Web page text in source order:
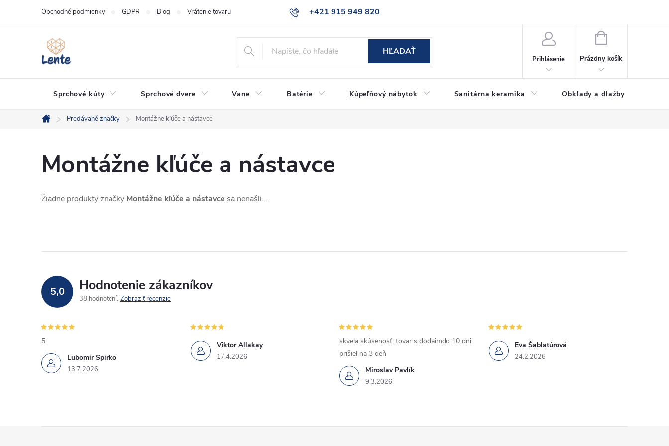
+421 915 949 820
Obchodné podmienky GDPR Blog Vrátenie tovaru
HĽADAŤ
Prihlásenie
NÁKUPNÝ
Prázdny košík
Sprchové kúty Sprchové dvere Vane Batérie Kúpeľňový nábytok Sanitárna keramika Obklady a dlažby
Domov
Predávané značky Montážne kľúče a nástavce
Montážne kľúče a nástavce
Žiadne produkty značky Montážne kľúče a nástavce sa nenašli...
5,0 Hodnotenie zákazníkov
38 hodnotení Zobraziť recenzie
Lubomir Spirko
13.7.2026
5 Viktor Allakay
17.4.2026
Miroslav Pavlík
9.3.2026
skvela skúsenosť, tovar s dodaimdo 10 dni
prišiel na 3 deň
Eva Šablatúrová
24.2.2026